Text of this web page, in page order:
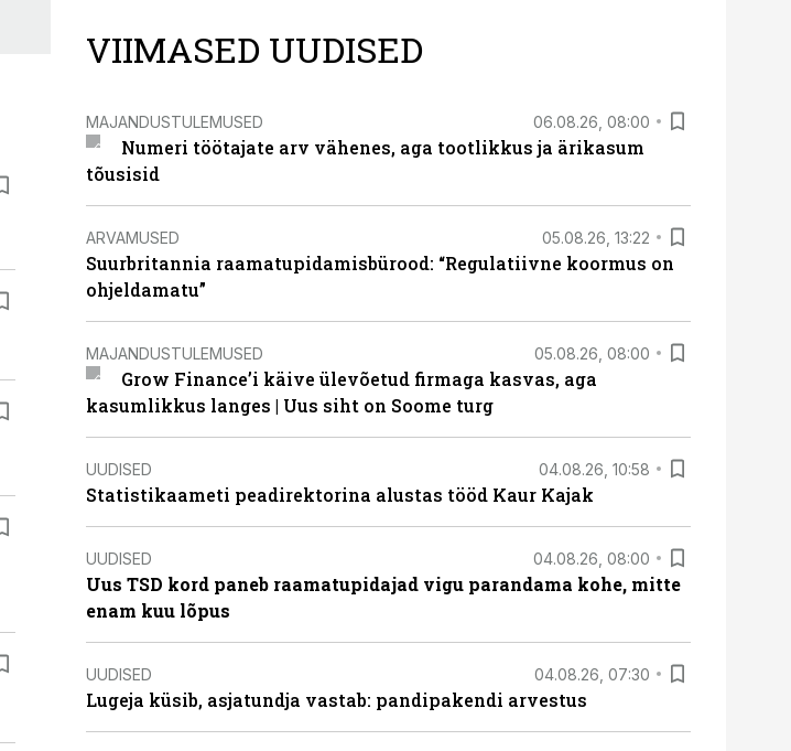
VIIMASED UUDISED
MAJANDUSTULEMUSED 06.08.26, 08:00
Numeri töötajate arv vähenes, aga tootlikkus ja ärikasum
tõusisid
ARVAMUSED 05.08.26, 13:22
Suurbritannia raamatupidamisbürood: “Regulatiivne koormus on
ohjeldamatu”
MAJANDUSTULEMUSED 05.08.26, 08:00
Grow Finance’i käive ülevõetud firmaga kasvas, aga
kasumlikkus langes | Uus siht on Soome turg
UUDISED 04.08.26, 10:58
Statistikaameti peadirektorina alustas tööd Kaur Kajak
UUDISED 04.08.26, 08:00
Uus TSD kord paneb raamatupidajad vigu parandama kohe, mitte
enam kuu lõpus
UUDISED 04.08.26, 07:30
Lugeja küsib, asjatundja vastab: pandipakendi arvestus